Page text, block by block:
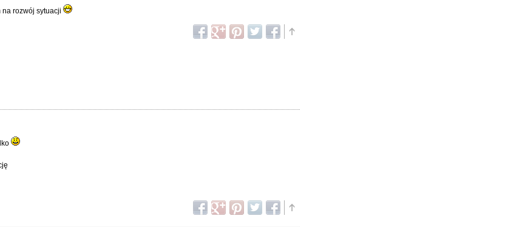
na rozwój sytuacji